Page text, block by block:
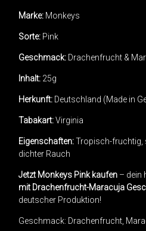
Marke: Monkeys
Sorte: Pink
Geschmack: Drachenfrucht &
Inhalt: 25g
Herkunft: Deutschland (Made in
Tabakart:Virginia
Eigenschaften:Tropisch-fruchtig,
dichter Rauch
Jetzt Monkeys Pink kaufen – dein
mit Drachenfrucht-Maracuja
deutscher Produktion!
Geschmack: Drachenfrucht,